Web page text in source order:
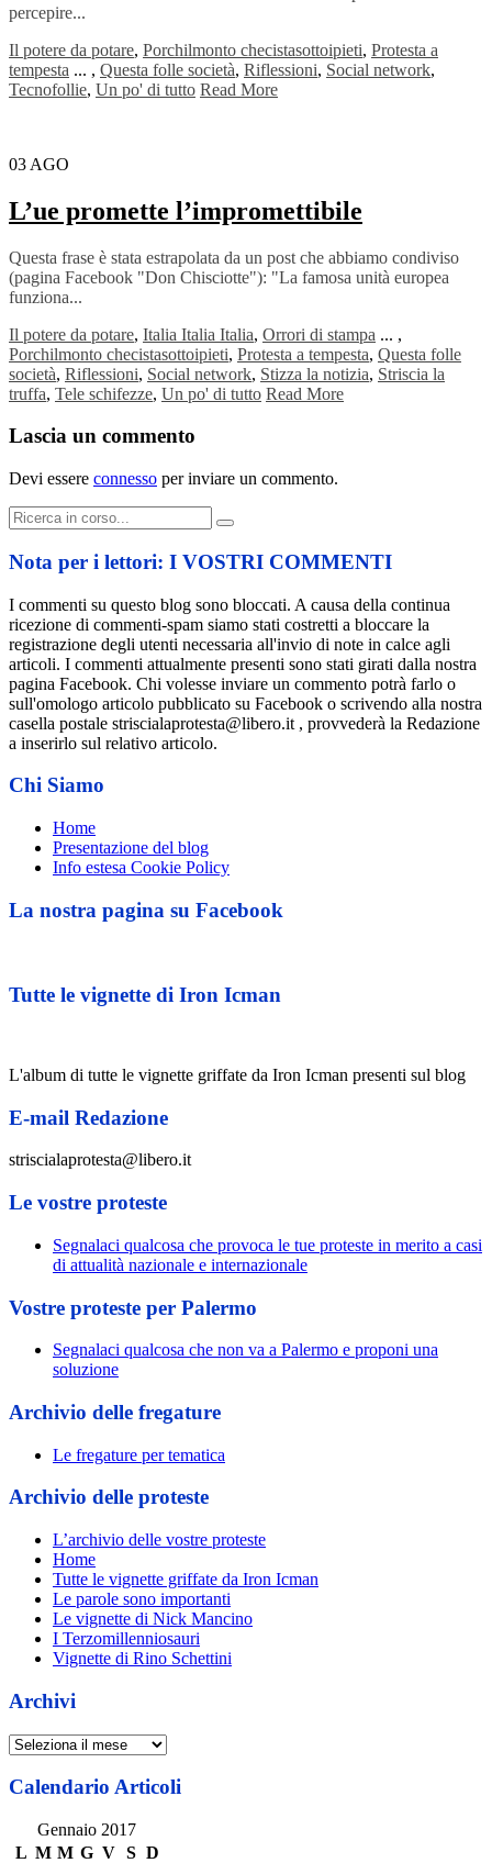
percepire...
Il potere da potare, Porchilmonto checistasottoipieti, Protesta a
tempesta ... , Questa folle società, Riflessioni, Social network,
Tecnofollie, Un po' di tutto Read More
03 AGO
L’ue promette l’impromettibile
Questa frase è stata estrapolata da un post che abbiamo condiviso
(pagina Facebook "Don Chisciotte"): "La famosa unità europea
funziona...
Il potere da potare, Italia Italia Italia, Orrori di stampa ... ,
Porchilmonto checistasottoipieti, Protesta a tempesta, Questa folle
società, Riflessioni, Social network, Stizza la notizia, Striscia la
truffa, Tele schifezze, Un po' di tutto Read More
Lascia un commento
Devi essere connesso per inviare un commento.
Cerca:
Nota per i lettori: I VOSTRI COMMENTI
I commenti su questo blog sono bloccati. A causa della continua
ricezione di commenti-spam siamo stati costretti a bloccare la
registrazione degli utenti necessaria all'invio di note in calce agli
articoli. I commenti attualmente presenti sono stati girati dalla nostra
pagina Facebook. Chi volesse inviare un commento potrà farlo o
sull'omologo articolo pubblicato su Facebook o scrivendo alla nostra
casella postale striscialaprotesta@libero.it , provvederà la Redazione
a inserirlo sul relativo articolo.
Chi Siamo
Home
Presentazione del blog
Info estesa Cookie Policy
La nostra pagina su Facebook
Tutte le vignette di Iron Icman
L'album di tutte le vignette griffate da Iron Icman presenti sul blog
E-mail Redazione
striscialaprotesta@libero.it
Le vostre proteste
Segnalaci qualcosa che provoca le tue proteste in merito a casi
di attualità nazionale e internazionale
Vostre proteste per Palermo
Segnalaci qualcosa che non va a Palermo e proponi una
soluzione
Archivio delle fregature
Le fregature per tematica
Archivio delle proteste
L’archivio delle vostre proteste
Home
Tutte le vignette griffate da Iron Icman
Le parole sono importanti
Le vignette di Nick Mancino
I Terzomillenniosauri
Vignette di Rino Schettini
Archivi
Archivi
Calendario Articoli
Gennaio 2017
L M M G V S D